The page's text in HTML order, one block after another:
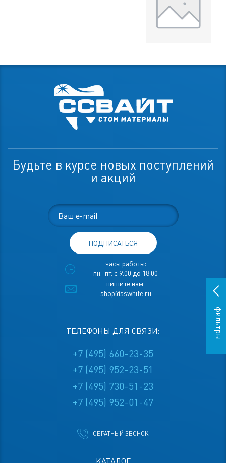
фильтры
Будьте в курсе новых поступлений
и акций
ПОДПИСАТЬСЯ
часы работы:
пн.-пт. с 9.00 до 18.00
пишите нам:
shop@sswhite.ru
ТЕЛЕФОНЫ ДЛЯ СВЯЗИ:
+7 (495) 660-23-35
+7 (495) 952-23-51
+7 (495) 730-51-23
+7 (495) 952-01-47
ОБРАТНЫЙ ЗВОНОК